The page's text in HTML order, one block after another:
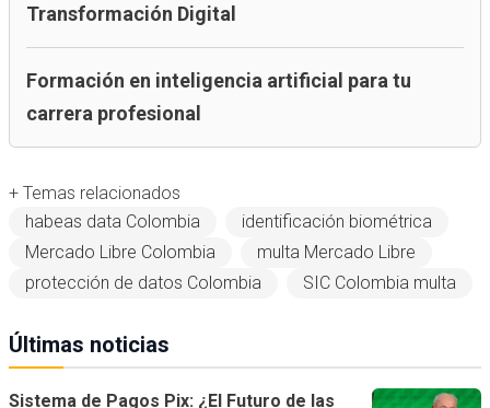
Transformación Digital
Formación en inteligencia artificial para tu
carrera profesional
+ Temas relacionados
habeas data Colombia
identificación biométrica
Mercado Libre Colombia
multa Mercado Libre
protección de datos Colombia
SIC Colombia multa
Últimas noticias
Sistema de Pagos Pix: ¿El Futuro de las